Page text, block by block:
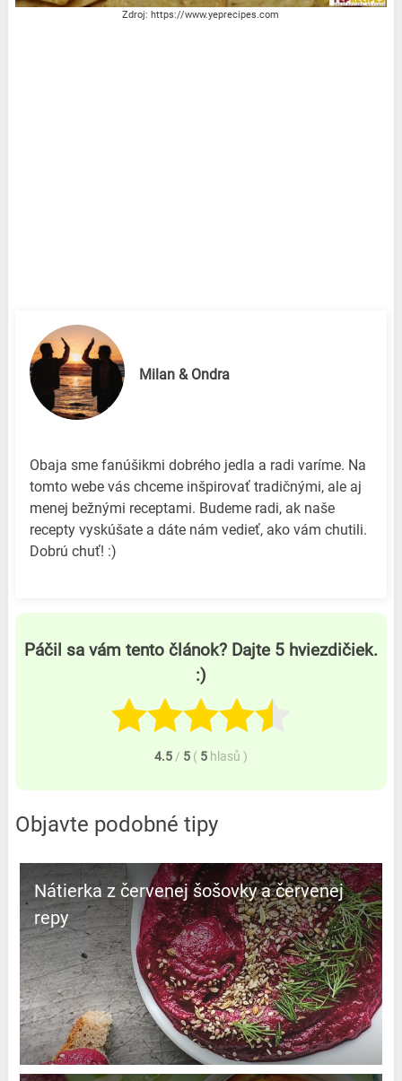
Zdroj: https://www.yeprecipes.com
Milan & Ondra
Obaja sme fanúšikmi dobrého jedla a radi varíme. Na
tomto webe vás chceme inšpirovať tradičnými, ale aj
menej bežnými receptami. Budeme radi, ak naše
recepty vyskúšate a dáte nám vedieť, ako vám chutili.
Dobrú chuť! :)
Páčil sa vám tento článok? Dajte 5 hviezdičiek.
:)
4.5 / 5 ( 5 hlasů )
Objavte podobné tipy
Nátierka z červenej šošovky a červenej
repy